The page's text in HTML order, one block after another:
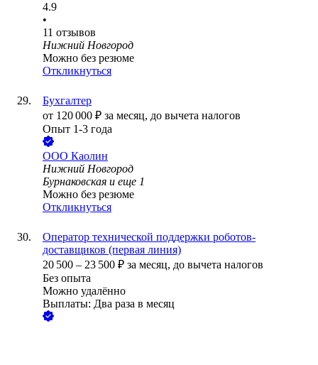
4.9
•
11 отзывов
Нижний Новгород
Можно без резюме
Откликнуться
Бухгалтер
от 120 000 ₽ за месяц, до вычета налогов
Опыт 1-3 года
ООО Каолин
Нижний Новгород
Бурнаковская и еще 1
Можно без резюме
Откликнуться
Оператор технической поддержки роботов-
доставщиков (первая линия)
20 500 – 23 500 ₽ за месяц, до вычета налогов
Без опыта
Можно удалённо
Выплаты: Два раза в месяц